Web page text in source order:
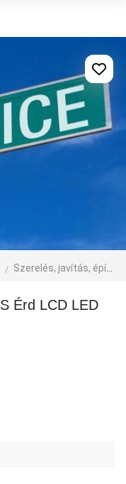
Szerelés, javítás, építkezés